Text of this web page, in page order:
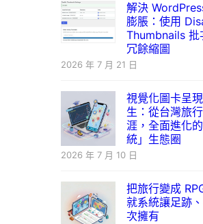
解決
膨脹：使用
Thumbnails 批
冗餘縮圖
2026 年 7 月 21 日
視覺化圖卡呈
生：從台灣旅
涯，全面進化
統」生態圈
2026 年 7 月 10 日
把旅行變成
就系統讓足跡
次擁有